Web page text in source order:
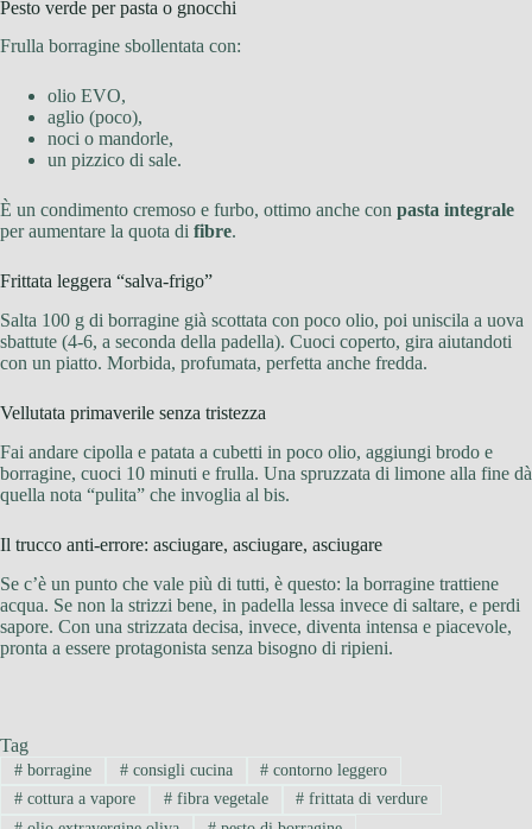
Pesto verde per pasta o gnocchi
Frulla borragine sbollentata con:
olio EVO,
aglio (poco),
noci o mandorle,
un pizzico di sale.
È un condimento cremoso e furbo, ottimo anche con pasta integrale
per aumentare la quota di fibre.
Frittata leggera “salva-frigo”
Salta 100 g di borragine già scottata con poco olio, poi uniscila a uova
sbattute (4-6, a seconda della padella). Cuoci coperto, gira aiutandoti
con un piatto. Morbida, profumata, perfetta anche fredda.
Vellutata primaverile senza tristezza
Fai andare cipolla e patata a cubetti in poco olio, aggiungi brodo e
borragine, cuoci 10 minuti e frulla. Una spruzzata di limone alla fine dà
quella nota “pulita” che invoglia al bis.
Il trucco anti-errore: asciugare, asciugare, asciugare
Se c’è un punto che vale più di tutti, è questo: la borragine trattiene
acqua. Se non la strizzi bene, in padella lessa invece di saltare, e perdi
sapore. Con una strizzata decisa, invece, diventa intensa e piacevole,
pronta a essere protagonista senza bisogno di ripieni.
Tag
#borragine #consigli cucina # contorno leggero
#cottura a vapore #fibra vegetale # frittata di verdure